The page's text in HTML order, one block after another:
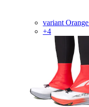
variant Orange
+4